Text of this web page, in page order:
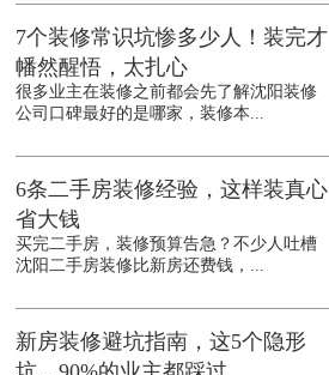
7个装修常识坑惨多少人！装完才
幡然醒悟，太扎心
很多业主在装修之前都会先了解沈阳装修
公司口碑最好的是哪家，装修本...
6条二手房装修经验，这样装真心
省大钱
买完二手房，装修预算告急？不少人吐槽
沈阳二手房装修比新房还费钱，...
新房装修避坑指南，这5个隐形